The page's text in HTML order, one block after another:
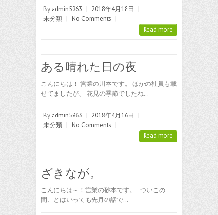
By admin5963 | 2018年4月18日
|
未分類 | No Comments |
Read more
ある晴れた日の夜
こんにちは！ 営業の川本です。 ほかの社員も載
せてましたが、 花見の季節でしたね…
By admin5963 | 2018年4月16日
|
未分類 | No Comments |
Read more
ざきなが。
こんにちは～！営業の砂本です。 ついこの
間、とはいっても先月の話で…